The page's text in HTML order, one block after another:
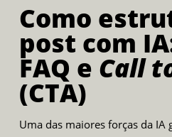
Como
post com
FAQ e Call
(CTA)
Uma das maiores forças da IA